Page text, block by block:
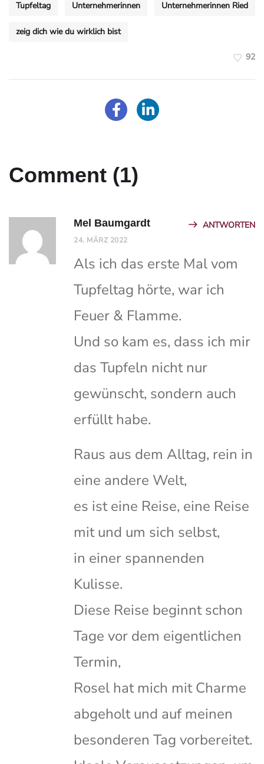
Tupfeltag Unternehmerinnen Unternehmerinnen Ried
zeig dich wie du wirklich bist
92
Comment (1)
Mel Baumgardt
24. MÄRZ 2022
ANTWORTEN
Als ich das erste Mal vom
Tupfeltag hörte, war ich
Feuer & Flamme.
Und so kam es, dass ich mir
das Tupfeln nicht nur
gewünscht, sondern auch
erfüllt habe.
Raus aus dem Alltag, rein in
eine andere Welt,
es ist eine Reise, eine Reise
mit und um sich selbst,
in einer spannenden
Kulisse.
Diese Reise beginnt schon
Tage vor dem eigentlichen
Termin,
Rosel hat mich mit Charme
abgeholt und auf meinen
besonderen Tag vorbereitet.